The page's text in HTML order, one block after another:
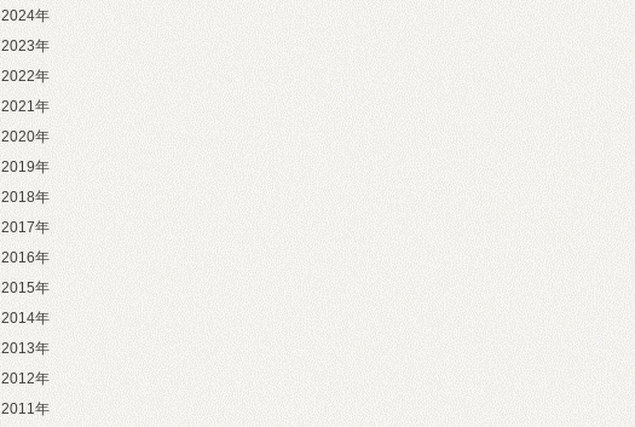
2024年
2023年
2022年
2021年
2020年
2019年
2018年
2017年
2016年
2015年
2014年
2013年
2012年
2011年